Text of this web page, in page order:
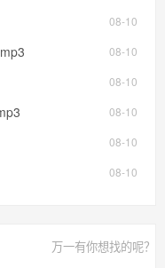
08-10
08-10
08-10
08-10
08-10
08-10
万一有你想找的呢？